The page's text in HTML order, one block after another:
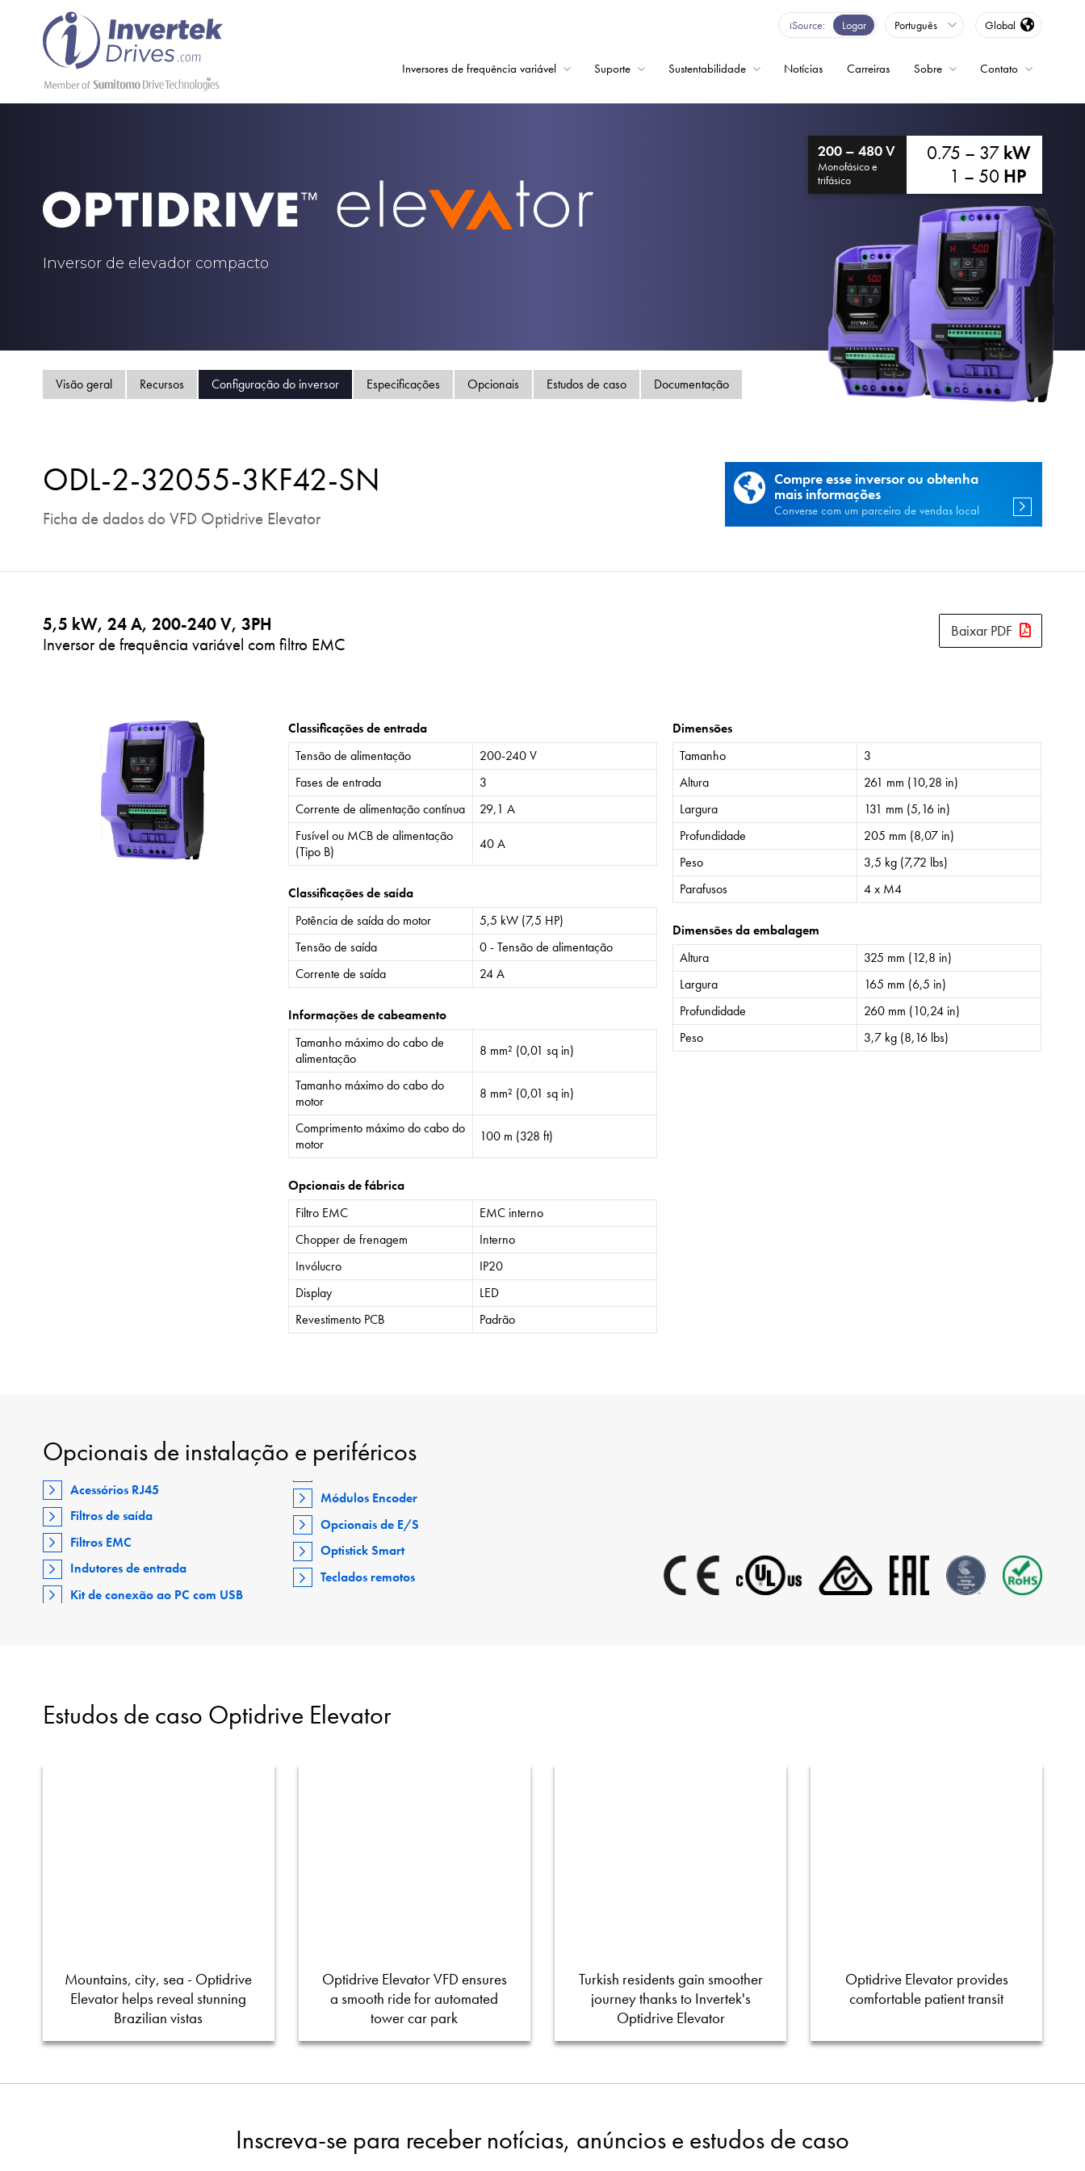
iSource Logar Português Global
Inversores de frequência variável Suporte Sustentabilidade Notícias Carreiras Sobre Contato
Inversor de elevador compacto
200 – 480 V
Monofásico e
trifásico
0.75 – 37 kW
1 – 50 HP
Visão geral Recursos Configuração do inversor Especificações Opcionais Estudos de caso Documentação
ODL-2-32055-3KF42-SN
Ficha de dados do VFD Optidrive Elevator
Compre esse inversor ou obtenha
mais informações
Converse com um parceiro de vendas local
5,5 kW, 24 A, 200-240 V, 3PH
Inversor de frequência variável com filtro EMC
Baixar PDF
Classificações de entrada
Tensão de alimentação
200-240 V
Fases de entrada
3
Corrente de alimentação contínua
29,1 A
Fusível ou MCB de alimentação
(Tipo B)
40 A
Classificações de saída
Potência de saída do motor
5,5 kW (7,5 HP)
Tensão de saída
0 - Tensão de alimentação
Corrente de saída
24 A
Informações de cabeamento
Tamanho máximo do cabo de
alimentação
8 mm² (0,01 sq in)
Tamanho máximo do cabo do
motor
8 mm² (0,01 sq in)
Comprimento máximo do cabo do
motor
100 m (328 ft)
Opcionais de fábrica
Filtro EMC
EMC interno
Chopper de frenagem
Interno
Invólucro
IP20
Display
LED
Revestimento PCB
Padrão
Dimensões
Tamanho
3
Altura
261 mm (10,28 in)
Largura
131 mm (5,16 in)
Profundidade
205 mm (8,07 in)
Peso
3,5 kg (7,72 lbs)
Parafusos
4 x M4
Dimensões da embalagem
Altura
325 mm (12,8 in)
Largura
165 mm (6,5 in)
Profundidade
260 mm (10,24 in)
Peso
3,7 kg (8,16 lbs)
Opcionais de instalação e periféricos
Acessórios RJ45
Filtros de saída
Filtros EMC
Indutores de entrada
Kit de conexão ao PC com USB
Módulos Encoder
Opcionais de E/S
Optistick Smart
Teclados remotos
Estudos de caso Optidrive Elevator
Mountains, city, sea - Optidrive
Elevator helps reveal stunning
Brazilian vistas
Optidrive Elevator VFD ensures
a smooth ride for automated
tower car park
Turkish residents gain smoother
journey thanks to Invertek's
Optidrive Elevator
Optidrive Elevator provides
comfortable patient transit
Inscreva-se para receber notícias, anúncios e estudos de caso
Política de Privacidade
Mapa do site